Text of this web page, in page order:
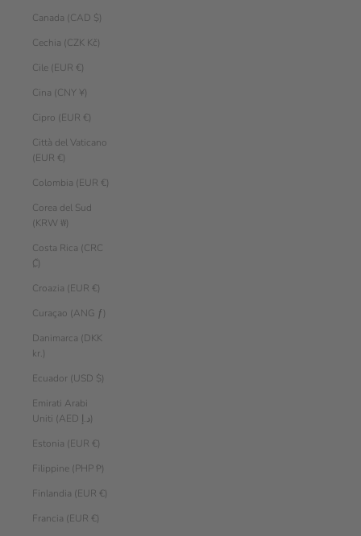
Canada (CAD $)
Cechia (CZK Kč)
Cile (EUR €)
Cina (CNY ¥)
Cipro (EUR €)
Città del Vaticano
(EUR €)
Colombia (EUR €)
Corea del Sud
(KRW ₩)
Costa Rica (CRC
₡)
Croazia (EUR €)
Curaçao (ANG ƒ)
Danimarca (DKK
kr.)
Ecuador (USD $)
Emirati Arabi
Uniti (AED د.إ)
Estonia (EUR €)
Filippine (PHP ₱)
Finlandia (EUR €)
Francia (EUR €)